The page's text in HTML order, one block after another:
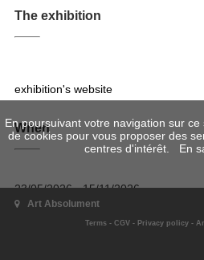
The exhibition
exhibition's website
When
23/05/2026 - 15/11/2026
Art Absolument
Terms- CGV- Privacy policy-
En poursuivant votre navigation sur
de cookies pour vous proposer des
centres d'intérêt. En